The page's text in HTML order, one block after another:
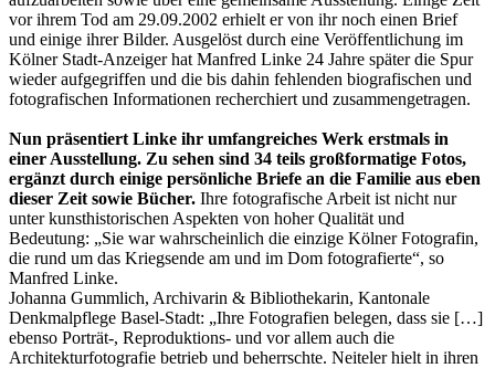
vor ihrem Tod am 29.09.2002 erhielt er von ihr noch einen Brief
und einige ihrer Bilder. Ausgelöst durch eine Veröffentlichung im
Kölner Stadt-Anzeiger hat Manfred Linke 24 Jahre später die Spur
wieder aufgegriffen und die bis dahin fehlenden biografischen und
fotografischen Informationen recherchiert und zusammengetragen.
Nun präsentiert Linke ihr umfangreiches Werk erstmals in
einer Ausstellung. Zu sehen sind 34 teils großformatige Fotos,
ergänzt durch einige persönliche Briefe an die Familie aus eben
dieser Zeit sowie Bücher. Ihre fotografische Arbeit ist nicht nur
unter kunsthistorischen Aspekten von hoher Qualität und
Bedeutung: „Sie war wahrscheinlich die einzige Kölner Fotografin,
die rund um das Kriegsende am und im Dom fotografierte“, so
Manfred Linke.
Johanna Gummlich, Archivarin & Bibliothekarin, Kantonale
Denkmalpflege Basel-Stadt: „Ihre Fotografien belegen, dass sie […]
ebenso Porträt-, Reproduktions- und vor allem auch die
Architekturfotografie betrieb und beherrschte. Neiteler hielt in ihren